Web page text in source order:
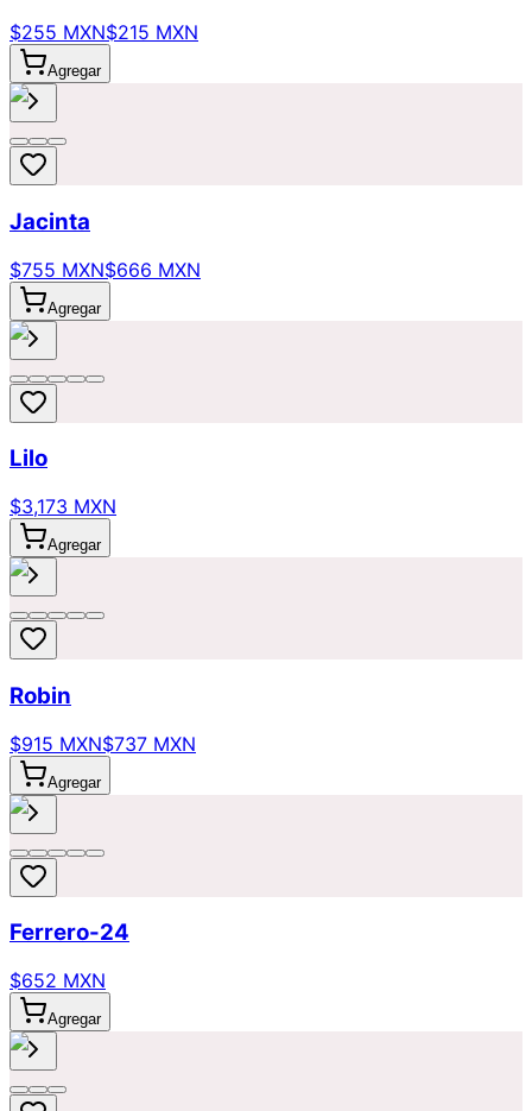
$255 MXN$215 MXN
Agregar
Jacinta
$755 MXN$666 MXN
Agregar
Lilo
$3,173 MXN
Agregar
Robin
$915 MXN$737 MXN
Agregar
Ferrero-24
$652 MXN
Agregar